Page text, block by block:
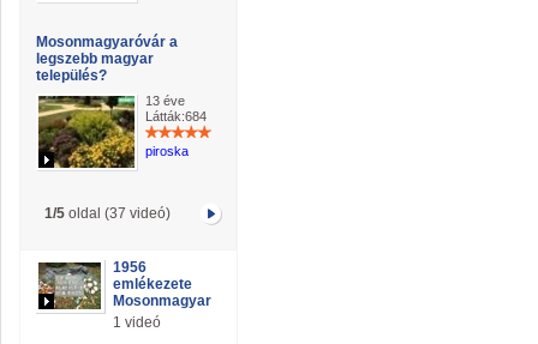
Mosonmagyaróvár a
legszebb magyar
település?
13 éve
Látták:684
piroska
1/5oldal (37 videó)
1956
emlékezete
Mosonmagyaróváron
1 videó